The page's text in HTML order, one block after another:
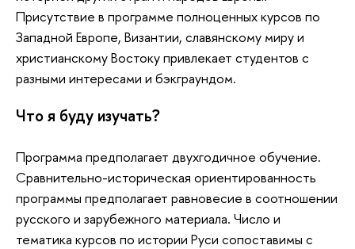
Присутствие в программе полноценных курсов по
Западной Европе, Византии, славянскому миру и
христианскому Востоку привлекает студентов с
разными интересами и бэкграундом.
Что я буду изучать?
Программа предполагает двухгодичное обучение.
Сравнительно-историческая ориентированность
программы предполагает равновесие в соотношении
русского и зарубежного материала. Число и
тематика курсов по истории Руси сопоставимы с